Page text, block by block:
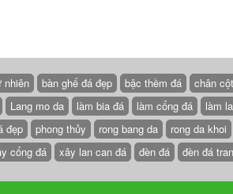
nhiên bàn ghế đá đẹp bậc thềm đá chân
Lang mo da làm bia đá làm cổng đá làm
đẹp phong thủy rong bang da rong da khoi
cổng đá xây lan can đá đèn đá đèn đá